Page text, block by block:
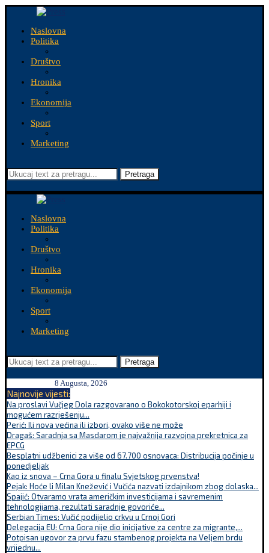
Naslovna
Politika
Društvo
Hronika
Ekonomija
Sport
Marketing
Pretraga
Naslovna
Politika
Društvo
Hronika
Ekonomija
Sport
Marketing
Pretraga
8 Augusta, 2026
Najnovije vijesti:
Na proslavi Vučjeg Dola razgovarano o Bokokotorskoj eparhiji i
mogućem razrješenju...
Perić: Ili nova većina ili izbori, ovako više ne može
Dragaš: Saradnja sa Masdarom je najvažnija razvojna prekretnica za
EPCG
Besplatni udžbenici za više od 67.700 osnovaca: Distribucija počinje u
ponedjeljak
Kao iz snova – Crna Gora u finalu Svjetskog prvenstva!
Pejak: Hoće li Milan Knežević i Vučića nazvati izdajnikom zbog dolaska...
Spajić: Otvaramo vrata američkim investicijama i savremenim
tehnologijama, rezultati saradnje govoriće...
Serbian Times: Vučić podijelio crkvu u Crnoj Gori
Delegacija EU: Crna Gora nije dio inicijative za centre za migrante,...
Potpisan ugovor za prvu fazu stambenog projekta na Veljem brdu
vrijednu...